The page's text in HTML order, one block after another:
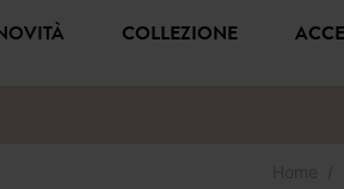
NOVITÀ COLLEZIONE